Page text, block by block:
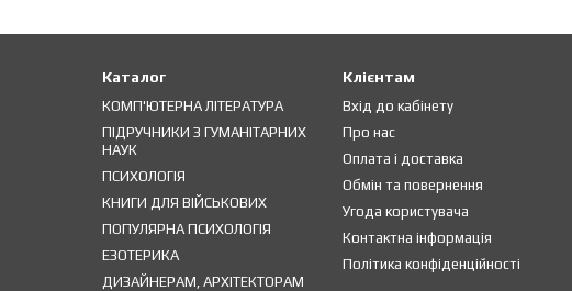
Каталог
КОМП'ЮТЕРНА ЛІТЕРАТУРА
ПІДРУЧНИКИ З ГУМАНІТАРНИХ
НАУК
ПСИХОЛОГІЯ
КНИГИ ДЛЯ ВІЙСЬКОВИХ
ПОПУЛЯРНА ПСИХОЛОГІЯ
ЕЗОТЕРИКА
ДИЗАЙНЕРАМ, АРХІТЕКТОРАМ
Клієнтам
Вхід до кабінету
Про нас
Оплата і доставка
Обмін та повернення
Угода користувача
Контактна інформація
Політика конфіденційності